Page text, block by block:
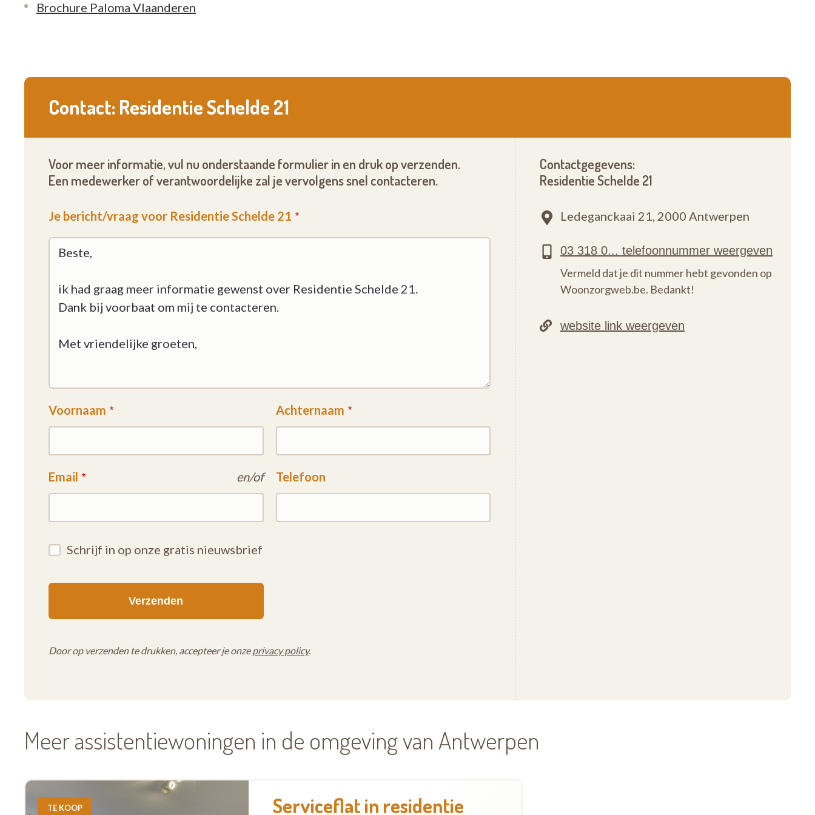
Brochure Paloma Vlaanderen
Contact: Residentie Schelde 21
Voor meer informatie, vul nu onderstaande formulier in en druk op verzenden.
Een medewerker of verantwoordelijke zal je vervolgens snel contacteren.
Je bericht/vraag voor Residentie Schelde 21
Voornaam Achternaam
Email en/of Telefoon
Schrijf in op onze gratis nieuwsbrief
Door op verzenden te drukken, accepteer je onzeprivacy policy.
Contactgegevens:
Residentie Schelde 21
Ledeganckaai 21, 2000 Antwerpen
Vermeld dat je dit nummer hebt gevonden op
Woonzorgweb.be. Bedankt!
Meer assistentiewoningen in de omgeving van Antwerpen
TE KOOP Serviceflat in residentie